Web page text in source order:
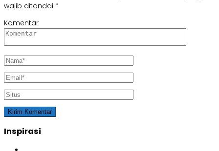
wajib ditandai *
Komentar
Inspirasi